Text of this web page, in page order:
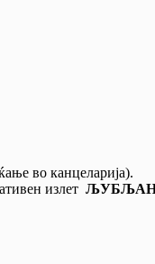
во канцеларија).
излет